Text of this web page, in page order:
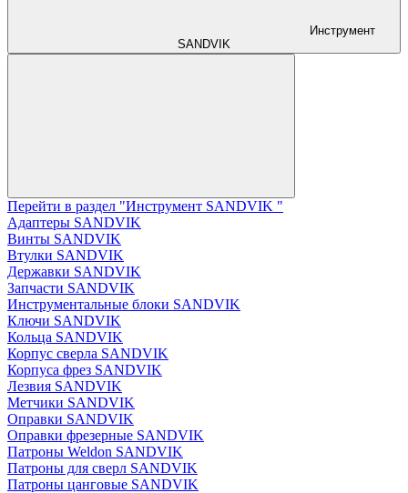
Инструмент
SANDVIK
Перейти в раздел "Инструмент SANDVIK "
Адаптеры SANDVIK
Винты SANDVIK
Втулки SANDVIK
Державки SANDVIK
Запчасти SANDVIK
Инструментальные блоки SANDVIK
Ключи SANDVIK
Кольца SANDVIK
Корпус сверла SANDVIK
Корпуса фрез SANDVIK
Лезвия SANDVIK
Метчики SANDVIK
Оправки SANDVIK
Оправки фрезерные SANDVIK
Патроны Weldon SANDVIK
Патроны для сверл SANDVIK
Патроны цанговые SANDVIK